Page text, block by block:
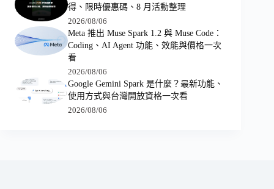
得、限時優惠碼、8 月活動整理
2026/08/06
Meta 推出 Muse Spark 1.2 與 Muse Code：
Coding、AI Agent 功能、效能與價格一次
看
2026/08/06
Google Gemini Spark 是什麼？最新功能、
使用方式與台灣開放資格一次看
2026/08/06